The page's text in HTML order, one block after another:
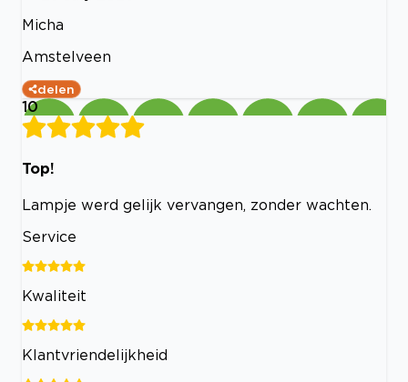
Micha
Amstelveen
delen
10
Top!
Lampje werd gelijk vervangen, zonder wachten.
Service
Kwaliteit
Klantvriendelijkheid